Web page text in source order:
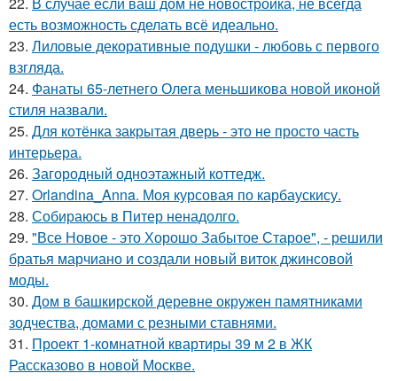
есть возможность сделать всё идеально.
23. Лиловые декоративные подушки - любовь с первого
взгляда.
24. Фанаты 65-летнего Олега меньшикова новой иконой
стиля назвали.
25. Для котёнка закрытая дверь - это не просто часть
интерьера.
26. Загородный одноэтажный коттедж.
27. Orlandina_Anna. Моя курсовая по карбаускису.
28. Собираюсь в Питер ненадолго.
29. "Все Новое - это Хорошо Забытое Старое", - решили
братья марчиано и создали новый виток джинсовой
моды.
30. Дом в башкирской деревне окружен памятниками
зодчества, домами с резными ставнями.
31. Проект 1-комнатной квартиры 39 м 2 в ЖК
Рассказово в новой Москве.